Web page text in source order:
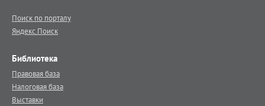
Поиск по порталу
Яндекс.Поиск
Библиотека
Правовая база
Налоговая база
Выставки